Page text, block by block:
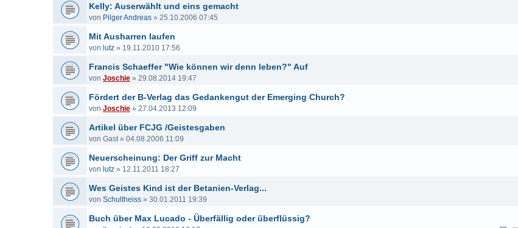
Kelly: Auserwählt und eins gemacht
von Pilger Andreas » 25.10.2006 07:45
Mit Ausharren laufen
von lutz » 19.11.2010 17:56
Francis Schaeffer "Wie können wir denn leben?" Auf
von Joschie » 29.08.2014 19:47
Fördert der B-Verlag das Gedankengut der Emerging Church?
von Joschie » 27.04.2013 12:09
Artikel über FCJG /Geistesgaben
von Gast» 04.08.2006 11:09
Neuerscheinung: Der Griff zur Macht
von lutz » 12.11.2011 18:27
Wes Geistes Kind ist der Betanien-Verlag...
von Schultheiss » 30.01.2011 19:39
Buch über Max Lucado - Überfällig oder überflüssig?